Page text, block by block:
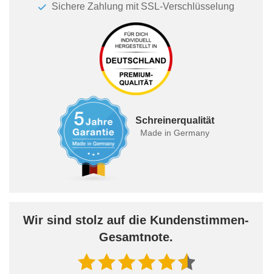
Sichere Zahlung mit SSL-Verschlüsselung
Schreinerqualität
Made in Germany
Wir sind stolz auf die Kundenstimmen-
Gesamtnote.